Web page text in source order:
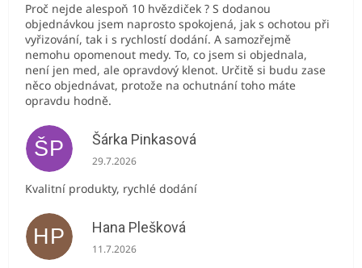
Proč nejde alespoň 10 hvězdiček ? S dodanou
objednávkou jsem naprosto spokojená, jak s ochotou při
vyřizování, tak i s rychlostí dodání. A samozřejmě
nemohu opomenout medy. To, co jsem si objednala,
není jen med, ale opravdový klenot. Určitě si budu zase
něco objednávat, protože na ochutnání toho máte
opravdu hodně.
ŠP Šárka Pinkasová
Hodnocení obchodu je 5 z 5 hvězdiček.
29.7.2026
Kvalitní produkty, rychlé dodání
HP Hana Plešková
Hodnocení obchodu je 5 z 5 hvězdiček.
11.7.2026